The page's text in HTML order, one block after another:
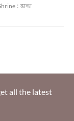
: ढाका
all the latest